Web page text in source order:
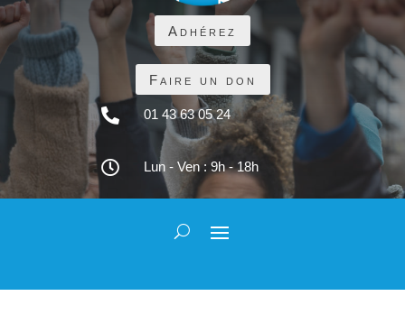
Adhérez
Faire un don
 01 43 63 05 24
 Lun - Ven : 9h - 18h